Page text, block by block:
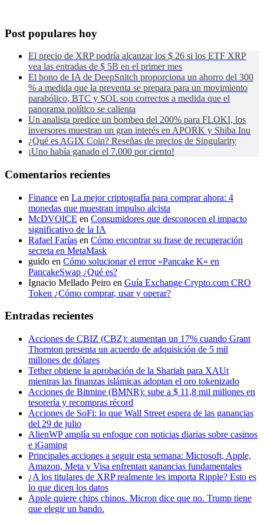
Post populares hoy
El precio de XRP podría alcanzar los $ 26 si los ETF XRP
vea las entradas de $ 5B en el primer mes
El bono de IA de DeepSnitch proporciona un ahorro del 300
% a medida que la preventa se prepara para un movimiento
parabólico, BTC y SOL son correctos a medida que el
panorama político se calienta
Un analista predice un bombeo del 200% para FLOKI, los
inversores muestran un gran interés en APORK y Shiba Inu
¿Qué es AGIX Coin? Reseñas de precios de Singularity
¡Uno había ganado el 7.000 por ciento!
Comentarios recientes
Finance en La mejor criptografía para comprar ahora: 4
monedas que muestran impulso alcista
McDVOICE en Consumidores que desconocen el impacto
significativo de la IA
Rafael Farías en Cómo encontrar su frase de recuperación
secreta en MetaMask
guido en Cómo solucionar el error «Pancake K» en
PancakeSwap ¿Qué es?
Ignacio Mellado Peiro en Guía Exchange Crypto.com CRO
Token ¿Cómo comprar, usar y operar?
Entradas recientes
Acciones de CBIZ (CBZ): aumentan un 17% cuando Grant
Thornton presenta un acuerdo de adquisición de 5 mil
millones de dólares
Tether obtiene la aprobación de la Shariah para XAUt
mientras las finanzas islámicas adoptan el oro tokenizado
Acciones de Bitmine (BMNR): sube a $ 11,8 mil millones en
tesorería y recompras récord
Acciones de SoFi: lo que Wall Street espera de las ganancias
del 29 de julio
AlienWP amplía su enfoque con noticias diarias sobre casinos
e iGaming
Principales acciones a seguir esta semana: Microsoft, Apple,
Amazon, Meta y Visa enfrentan ganancias fundamentales
¿A los titulares de XRP realmente les importa Ripple? Esto es
lo que dicen los datos
Apple quiere chips chinos. Micron dice que no. Trump tiene
que elegir un bando.